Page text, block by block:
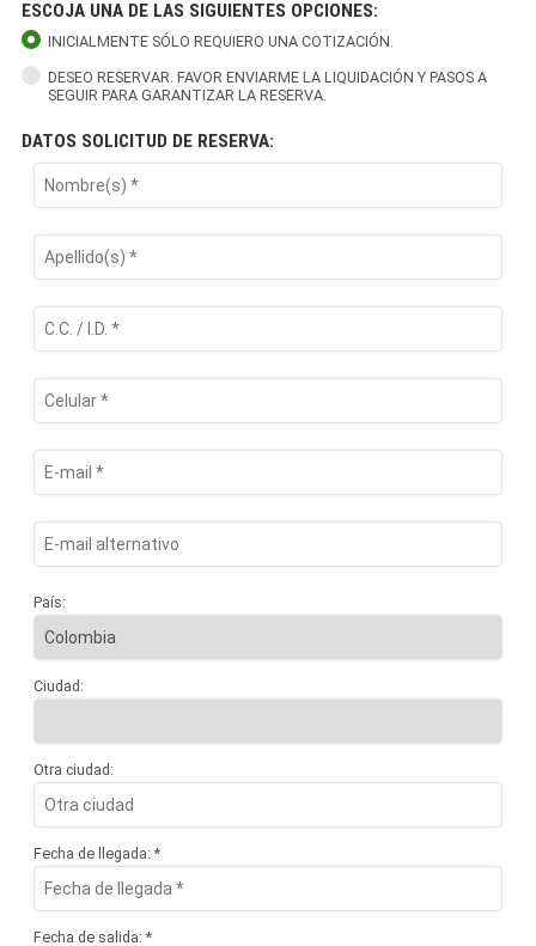
ESCOJA UNA DE LAS SIGUIENTES OPCIONES:
INICIALMENTE SÓLO REQUIERO UNA COTIZACIÓN.
DESEO RESERVAR. FAVOR ENVIARME LA LIQUIDACIÓN Y PASOS A
SEGUIR PARA GARANTIZAR LA RESERVA.
DATOS SOLICITUD DE RESERVA:
País:
Ciudad:
Otra ciudad:
Fecha de llegada: *
Fecha de salida: *